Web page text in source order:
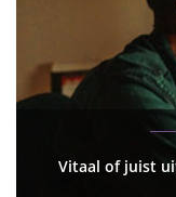
Vitaal of juist